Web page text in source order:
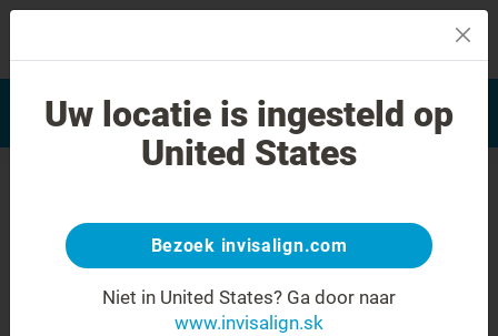
Hodnotenie úsmevu
Vyhľadať často kladené
otázky
Invisalign treatment
cost?
Uw locatie is ingesteld op
United States
Bezoek invisalign.com
Niet in United States? Ga door naar
www.invisalign.sk